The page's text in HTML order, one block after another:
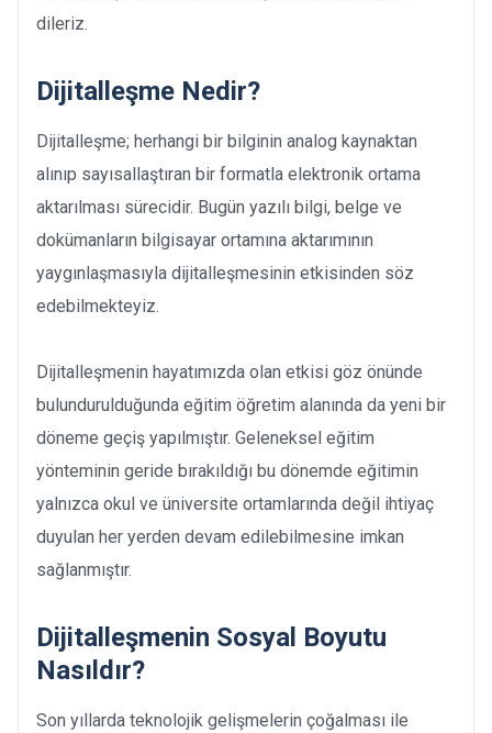
dileriz.
Dijitalleşme Nedir?
Dijitalleşme; herhangi bir bilginin analog kaynaktan
alınıp sayısallaştıran bir formatla elektronik ortama
aktarılması sürecidir. Bugün yazılı bilgi, belge ve
dokümanların bilgisayar ortamına aktarımının
yaygınlaşmasıyla dijitalleşmesinin etkisinden söz
edebilmekteyiz.
Dijitalleşmenin hayatımızda olan etkisi göz önünde
bulundurulduğunda eğitim öğretim alanında da yeni bir
döneme geçiş yapılmıştır. Geleneksel eğitim
yönteminin geride bırakıldığı bu dönemde eğitimin
yalnızca okul ve üniversite ortamlarında değil ihtiyaç
duyulan her yerden devam edilebilmesine imkan
sağlanmıştır.
Dijitalleşmenin Sosyal Boyutu
Nasıldır?
Son yıllarda teknolojik gelişmelerin çoğalması ile